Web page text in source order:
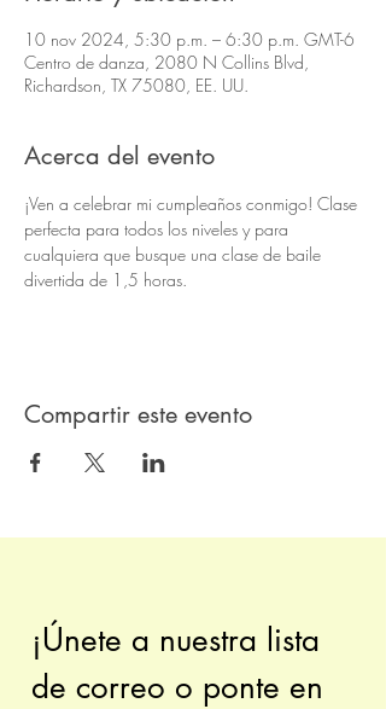
10 nov 2024, 5:30 p.m. – 6:30 p.m. GMT-6
Centro de danza, 2080 N Collins Blvd,
Richardson, TX 75080, EE. UU.
Acerca del evento
¡Ven a celebrar mi cumpleaños conmigo! Clase
perfecta para todos los niveles y para
cualquiera que busque una clase de baile
divertida de 1,5 horas.
Compartir este evento
¡Únete a nuestra lista
de correo o ponte en